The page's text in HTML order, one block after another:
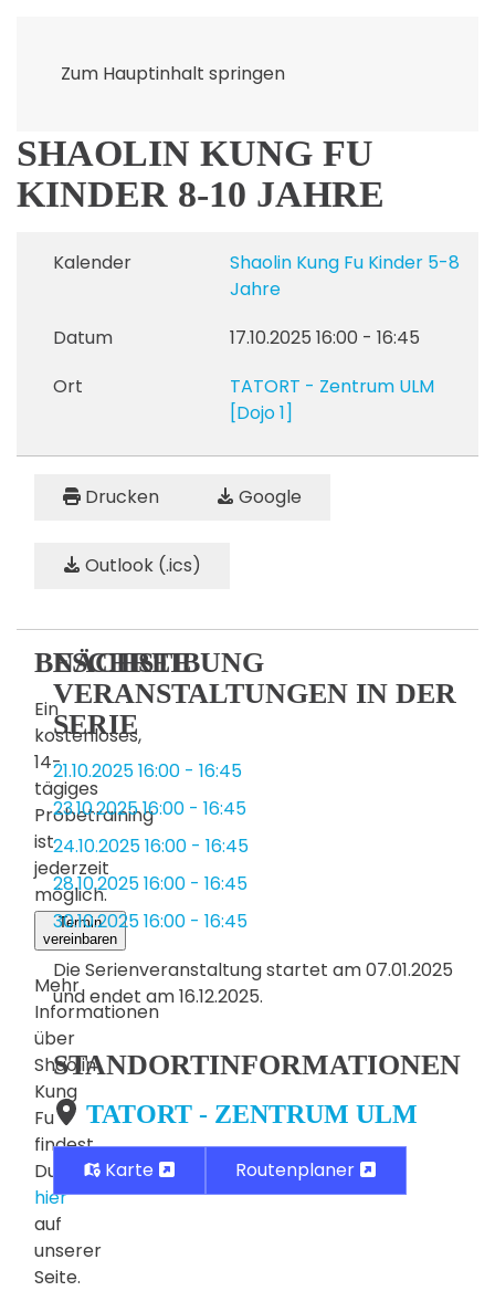
Zum Hauptinhalt springen
SHAOLIN KUNG FU
KINDER 8-10 JAHRE
Kalender
Shaolin Kung Fu Kinder 5-8
Jahre
Datum
17.10.2025 16:00 - 16:45
Ort
TATORT - Zentrum ULM
[Dojo 1]
Drucken Google
Outlook (.ics)
BESCHREIBUNG
Ein
kostenloses,
14-
tägiges
Probetraining
ist
jederzeit
möglich.
Termin
vereinbaren
Mehr
Informationen
über
Shaolin
Kung
Fu
findest
Du
hier
auf
unserer
Seite.
NÄCHSTE
VERANSTALTUNGEN IN DER
SERIE
21.10.202516:00 - 16:45
23.10.202516:00 - 16:45
24.10.202516:00 - 16:45
28.10.202516:00 - 16:45
30.10.202516:00 - 16:45
Die Serienveranstaltung startet am 07.01.2025
und endet am 16.12.2025.
STANDORTINFORMATIONEN
TATORT - ZENTRUM ULM
Karte Routenplaner